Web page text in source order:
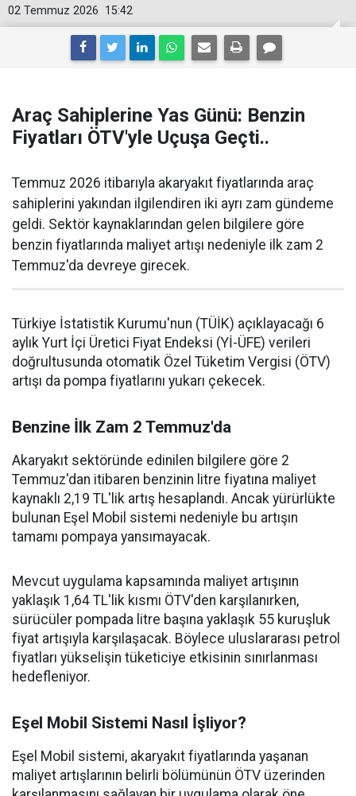
15:42
02 Temmuz 2026
Araç Sahiplerine Yas Günü: Benzin
Fiyatları ÖTV'yle Uçuşa Geçti..
Temmuz 2026 itibarıyla akaryakıt fiyatlarında araç
sahiplerini yakından ilgilendiren iki ayrı zam gündeme
geldi. Sektör kaynaklarından gelen bilgilere göre
benzin fiyatlarında maliyet artışı nedeniyle ilk zam 2
Temmuz'da devreye girecek.
Türkiye İstatistik Kurumu'nun (TÜİK) açıklayacağı 6
aylık Yurt İçi Üretici Fiyat Endeksi (Yİ-ÜFE) verileri
doğrultusunda otomatik Özel Tüketim Vergisi (ÖTV)
artışı da pompa fiyatlarını yukarı çekecek.
Benzine İlk Zam 2 Temmuz'da
Akaryakıt sektöründe edinilen bilgilere göre 2
Temmuz'dan itibaren benzinin litre fiyatına maliyet
kaynaklı 2,19 TL'lik artış hesaplandı. Ancak yürürlükte
bulunan Eşel Mobil sistemi nedeniyle bu artışın
tamamı pompaya yansımayacak.
Mevcut uygulama kapsamında maliyet artışının
yaklaşık 1,64 TL'lik kısmı ÖTV'den karşılanırken,
sürücüler pompada litre başına yaklaşık 55 kuruşluk
fiyat artışıyla karşılaşacak. Böylece uluslararası petrol
fiyatları yükselişin tüketiciye etkisinin sınırlanması
hedefleniyor.
Eşel Mobil Sistemi Nasıl İşliyor?
Eşel Mobil sistemi, akaryakıt fiyatlarında yaşanan
maliyet artışlarının belirli bölümünün ÖTV üzerinden